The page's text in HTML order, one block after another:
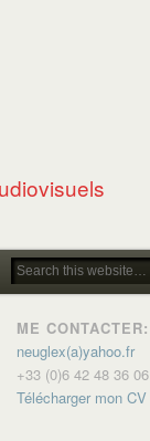
ME CONTACTER:
neuglex(a)yahoo.fr
+33 (0)6 42 48 36 06
Télécharger mon CV